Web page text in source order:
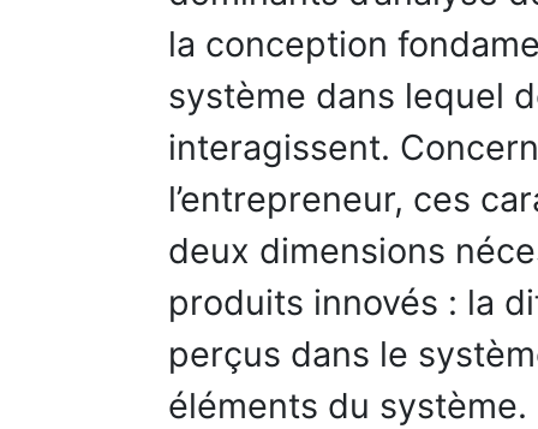
la conception
système dans lequel
interagissent.
l’entrepreneur, ces
deux dimensions
produits innovés : la
perçus dans le
éléments du système.